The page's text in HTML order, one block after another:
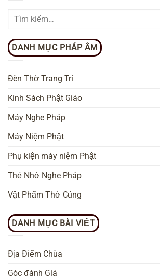
DANH MỤC PHÁP ÂM
Đèn Thờ Trang Trí
Kinh Sách Phật Giáo
Máy Nghe Pháp
Máy Niệm Phật
Phụ kiện máy niệm Phật
Thẻ Nhớ Nghe Pháp
Vật Phẩm Thờ Cúng
DANH MỤC BÀI VIẾT
Địa Điểm Chùa
Góc đánh Giá